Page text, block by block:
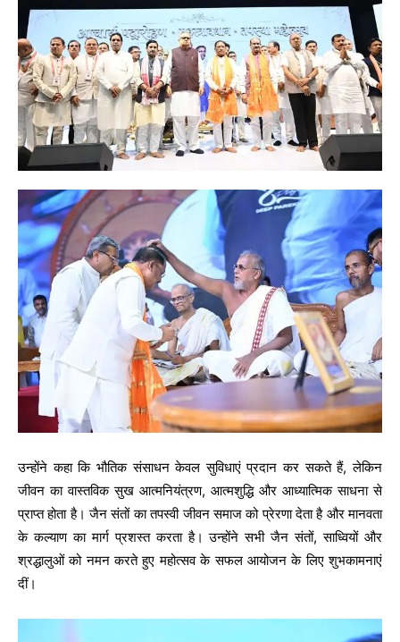
उन्होंने कहा कि भौतिक संसाधन केवल सुविधाएं प्रदान कर सकते हैं, लेकिन
जीवन का वास्तविक सुख आत्मनियंत्रण, आत्मशुद्धि और आध्यात्मिक साधना से
प्राप्त होता है। जैन संतों का तपस्वी जीवन समाज को प्रेरणा देता है और मानवता
के कल्याण का मार्ग प्रशस्त करता है। उन्होंने सभी जैन संतों, साध्वियों और
श्रद्धालुओं को नमन करते हुए महोत्सव के सफल आयोजन के लिए शुभकामनाएं
दीं।